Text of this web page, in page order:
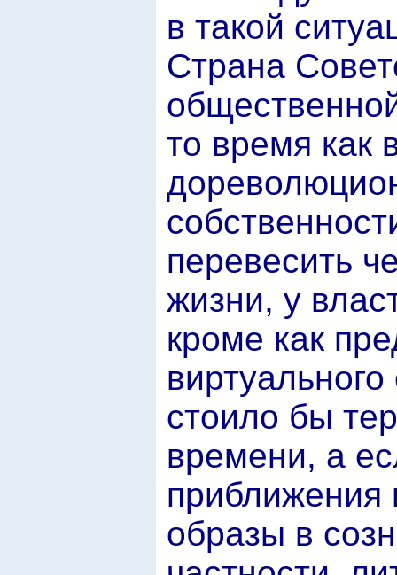
в такой
Страна
то время как
перевесить
жизни, у
кроме как
стоило бы
времени, а
приближения
образы в